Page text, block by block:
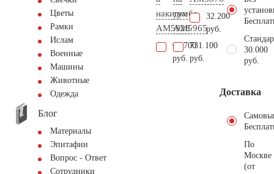
Цветы
Рамки
Ислам
Военные
Машины
Животные
Одежда
Блог
Материалы
Эпитафии
Вопрос - Ответ
Сотрудники
накидке
AM5928
62.700
руб.
тумбе
AM5965
731.100
руб.
32.200
руб.
30.000
руб.
Доставка
По
Москве
(от